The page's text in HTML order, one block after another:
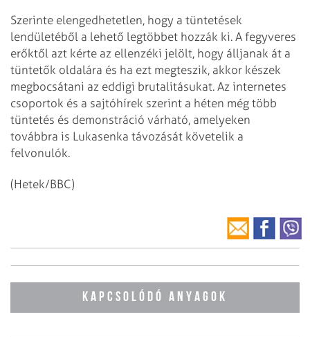
Szerinte elengedhetetlen, hogy a tüntetések
lendületéből a lehető legtöbbet hozzák ki. A fegyveres
erőktől azt kérte az ellenzéki jelölt, hogy álljanak át a
tüntetők oldalára és ha ezt megteszik, akkor készek
megbocsátani az eddigi brutalitásukat. Az internetes
csoportok és a sajtóhírek szerint a héten még több
tüntetés és demonstráció várható, amelyeken
továbbra is Lukasenka távozását követelik a
felvonulók.
(Hetek/BBC)
KAPCSOLÓDÓ ANYAGOK